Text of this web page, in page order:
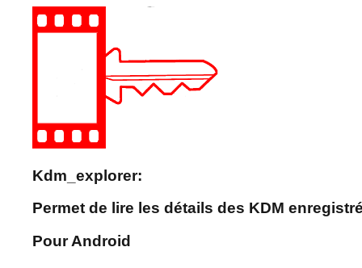
Kdm_explorer:
Permet de lire les détails des KDM
Pour Android